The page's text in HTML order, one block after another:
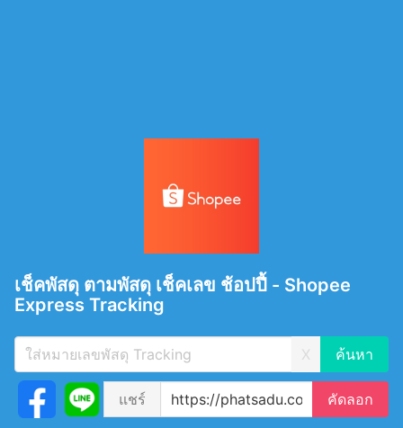
เช็คพัสดุ ตามพัสดุ เช็คเลข ช้อปปี้ - Shopee
Express Tracking
X
แชร์ คัดลอก